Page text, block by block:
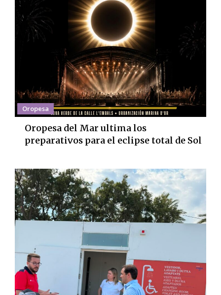
Oropesa
Oropesa del Mar ultima los
preparativos para el eclipse total de Sol